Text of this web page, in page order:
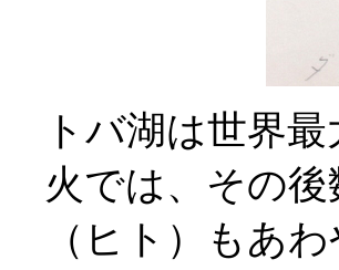
トバ湖は世界
火では、その
（ヒト）もあ